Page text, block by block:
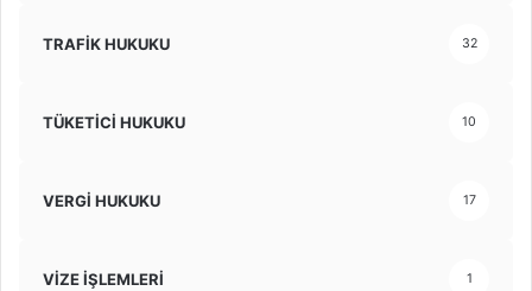
TRAFİK HUKUKU 32
TÜKETİCİ HUKUKU 10
VERGİ HUKUKU 17
VİZE İŞLEMLERİ 1